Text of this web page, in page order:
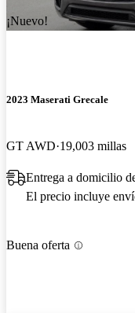
¡Nuevo!
2023 Maserati Grecale
GT AWD 19,003 millas
Entrega a domicilio
El precio incluye
Buena oferta